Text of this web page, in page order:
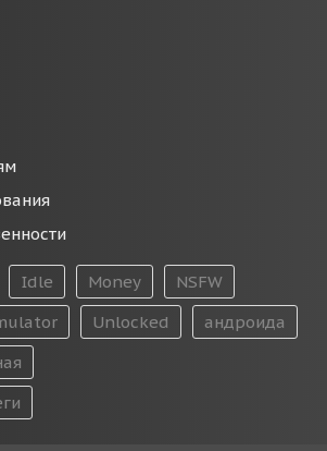
Idle Money
NSFW
Unlocked
андроида